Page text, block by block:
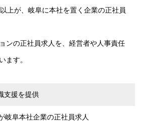
上が、岐阜に本社を置く企業の正社員
ンの正社員求人を、経営者や人事責任
ます。
支援を提供
岐阜本社企業の正社員求人